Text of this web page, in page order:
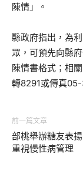
陳情」。
縣政府指出，為
眾，可預先向縣
陳情書格式；相
轉8291或傳真
前一篇文章
部桃舉辦糖友表
重視慢性病管理